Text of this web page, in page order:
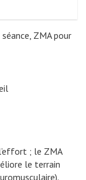
ZMA pour
; le ZMA
le terrain